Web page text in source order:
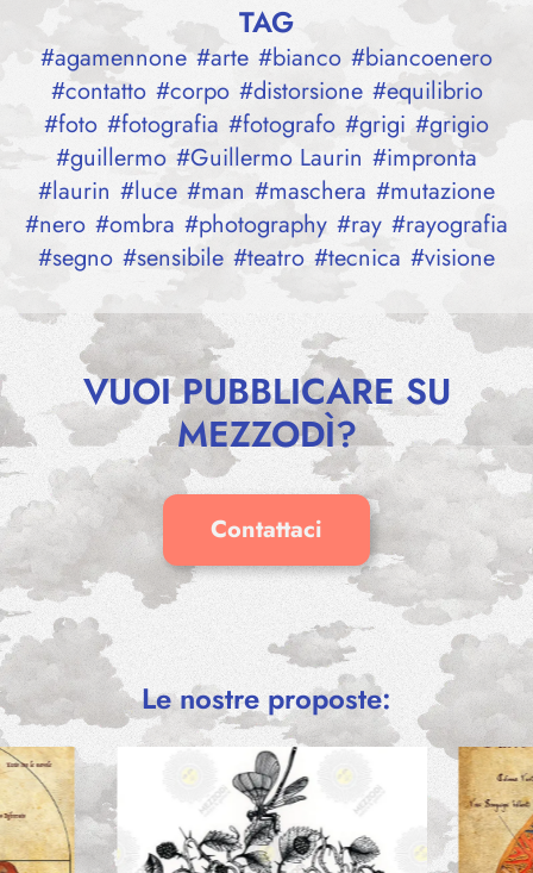
TAG
#agamennone #arte #bianco #biancoenero
#contatto #corpo #distorsione #equilibrio
#foto #fotografia #fotografo #grigi #grigio
#guillermo #Guillermo Laurin #impronta
#laurin #luce #man #maschera #mutazione
#nero #ombra #photography #ray #rayografia
#segno #sensibile #teatro #tecnica #visione
VUOI PUBBLICARE SU
MEZZODÌ?
Contattaci
Le nostre proposte:
THEY HAVE THE SAME NOSE
Giorgia Zecca
15,00 –30,00
CUORE
Virginia
Caldarella